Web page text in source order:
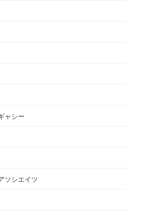
ャシー
ソシエイツ